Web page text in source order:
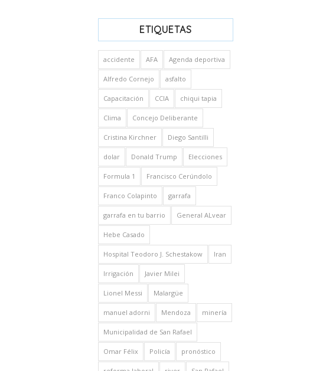
ETIQUETAS
accidente AFA Agenda deportiva
Alfredo Cornejo asfalto
Capacitación CCIA chiqui tapia
Clima Concejo Deliberante
Cristina Kirchner Diego Santilli
dolar Donald Trump Elecciones
Formula 1 Francisco Cerúndolo
Franco Colapinto garrafa
garrafa en tu barrio General ALvear
Hebe Casado
Hospital Teodoro J. Schestakow Iran
Irrigación Javier Milei
Lionel Messi Malargüe
manuel adorni Mendoza minería
Municipalidad de San Rafael
Omar Félix Policía pronóstico